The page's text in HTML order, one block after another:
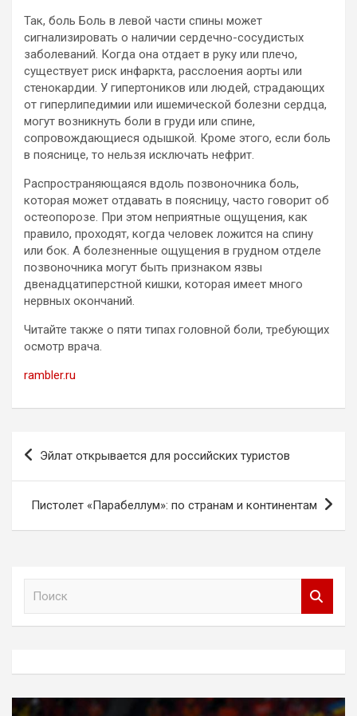
Так, боль Боль в левой части спины может
сигнализировать о наличии сердечно-сосудистых
заболеваний. Когда она отдает в руку или плечо,
существует риск инфаркта, расслоения аорты или
стенокардии. У гипертоников или людей, страдающих
от гиперлипедимии или ишемической болезни сердца,
могут возникнуть боли в груди или спине,
сопровождающиеся одышкой. Кроме этого, если боль
в пояснице, то нельзя исключать нефрит.
Распространяющаяся вдоль позвоночника боль,
которая может отдавать в поясницу, часто говорит об
остеопорозе. При этом неприятные ощущения, как
правило, проходят, когда человек ложится на спину
или бок. А болезненные ощущения в грудном отделе
позвоночника могут быть признаком язвы
двенадцатиперстной кишки, которая имеет много
нервных окончаний.
Читайте также о пяти типах головной боли, требующих
осмотр врача.
rambler.ru
Навигация
Эйлат открывается для российских туристов
Пистолет «Парабеллум»: по странам и континентам